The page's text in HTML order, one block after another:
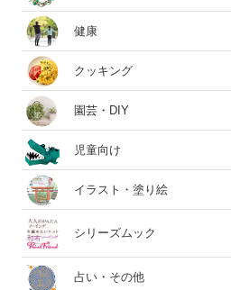
健康
クッキング
園芸・DIY
児童向け
イラスト・塗り絵
シリーズムック
占い・その他